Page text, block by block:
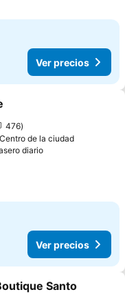
Ver precios
a favoritos
476
de la ciudad
diarioVer precios
Ver precios
a favoritos
Santo